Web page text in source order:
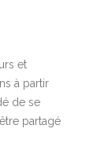
et
à partir
de se
partagé